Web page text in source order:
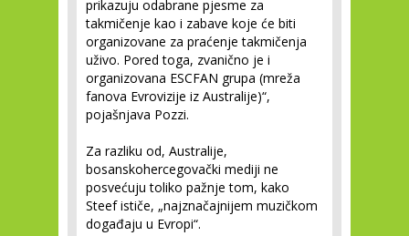
prikazuju odabrane pjesme za
takmičenje kao i zabave koje će biti
organizovane za praćenje takmičenja
uživo. Pored toga, zvanično je i
organizovana ESCFAN grupa (mreža
fanova Evrovizije iz Australije)“,
pojašnjava Pozzi.
Za razliku od, Australije,
bosanskohercegovački mediji ne
posvećuju toliko pažnje tom, kako
Steef ističe, „najznačajnijem muzičkom
događaju u Evropi“.